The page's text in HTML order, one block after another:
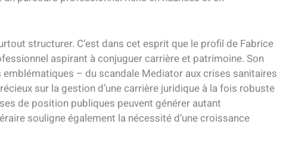
structurer. C’est dans cet esprit que le profil de Fabrice
aspirant à conjuguer carrière et patrimoine. Son
– du scandale Mediator aux crises sanitaires
sur la gestion d’une carrière juridique à la fois robuste
de position publiques peuvent générer autant
souligne également la nécessité d’une croissance